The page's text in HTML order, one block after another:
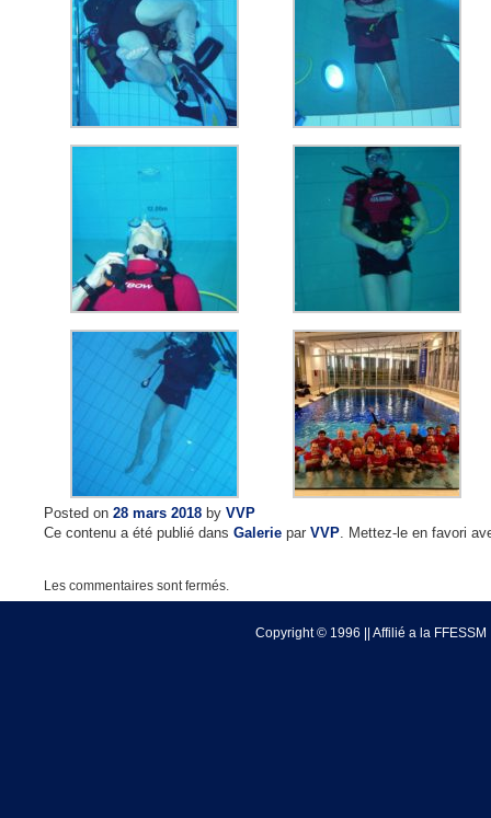
Posted on 28 mars 2018 by VVP
Ce contenu a été publié dans Galerie par VVP. Mettez-le en favori
Les commentaires sont fermés.
Copyright © 1996 || Affilié a la